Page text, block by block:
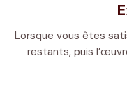
Lorsque vous êtes
restants, puis